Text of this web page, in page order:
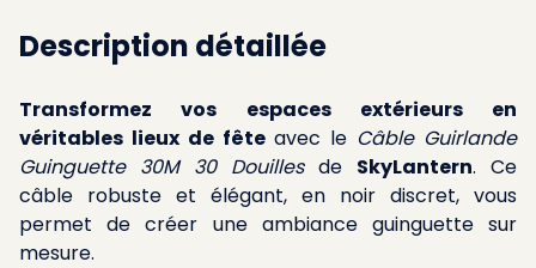
Description détaillée
Transformez vos espaces extérieurs en
véritables lieux de fêteavec le Câble Guirlande
Guinguette 30M 30 Douillesde SkyLantern. Ce
câble robuste et élégant, en noir discret, vous
permet de créer une ambiance guinguette sur
mesure.